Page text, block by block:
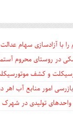
با آزادسازی سهام عدالت
در روستای محروم
امور منابع آب اهر
واحدهای تولیدی در